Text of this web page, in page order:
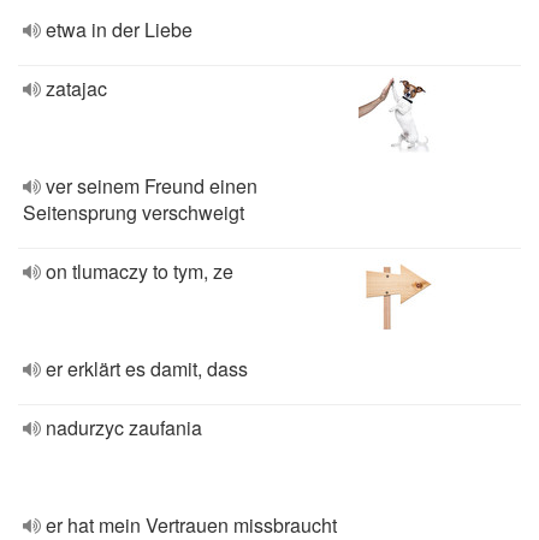
etwa in der Liebe
zatajac
ver seinem Freund einen
Seitensprung verschweigt
on tlumaczy to tym, ze
er erklärt es damit, dass
nadurzyc zaufania
er hat mein Vertrauen missbraucht